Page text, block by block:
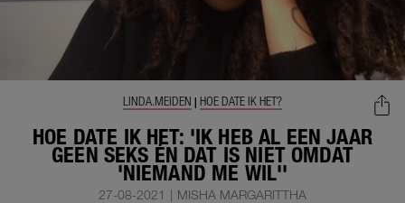
HOE DATE IK HET: 'IK HEB AL EEN JAAR
GEEN SEKS ÉN DAT IS NIET OMDAT
'NIEMAND ME WIL''
LINDA.MEIDEN | HOE DATE IK HET?
27-08-2021 | MISHA MARGARITTHA